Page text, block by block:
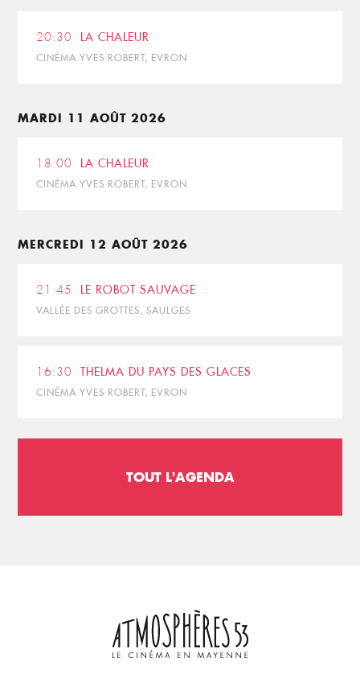
20:30 LA CHALEUR
CINÉMA YVES ROBERT, EVRON
MARDI 11 AOÛT 2026
18:00 LA CHALEUR
CINÉMA YVES ROBERT, EVRON
MERCREDI 12 AOÛT 2026
21:45 LE ROBOT SAUVAGE
VALLÉE DES GROTTES, SAULGES
16:30 THELMA DU PAYS DES GLACES
CINÉMA YVES ROBERT, EVRON
TOUT L'AGENDA